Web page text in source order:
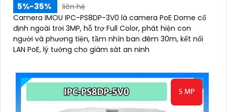
5%-35%
liên hệ
Camera IMOU IPC-PS8DP-3V0 là camera PoE Dome cố
định ngoài trời 3MP, hỗ trợ Full Color, phát hiện con
người và phương tiện, tầm nhìn ban đêm 30m, kết nối
LAN PoE, lý tưởng cho giám sát an ninh